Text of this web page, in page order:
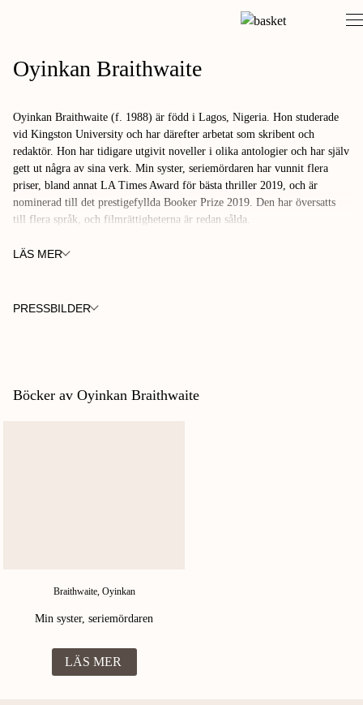
Oyinkan Braithwaite
Oyinkan Braithwaite (f. 1988) är född i Lagos, Nigeria. Hon studerade
vid Kingston University och har därefter arbetat som skribent och
redaktör. Hon har tidigare utgivit noveller i olika antologier och har själv
gett ut några av sina verk. Min syster, seriemördaren har vunnit flera
priser, bland annat LA Times Award för bästa thriller 2019, och är
nominerad till det prestigefyllda Booker Prize 2019. Den har översatts
till flera språk, och filmrättigheterna är redan sålda.
LÄS MER
PRESSBILDER
Böcker av Oyinkan Braithwaite
Braithwaite, Oyinkan
Min syster, seriemördaren
LÄS MER